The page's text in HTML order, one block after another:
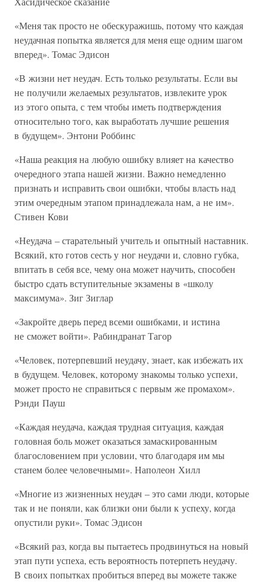
«Меня так просто не обескуражишь, потому что каждая
неудачная попытка является для меня еще одним шагом
вперед». Томас Эдисон
«В жизни нет неудач. Есть только результаты. Если вы
не получили желаемых результатов, извлеките урок
из этого опыта, с тем чтобы иметь подтверждения
относительно того, как выработать лучшие решения
в будущем». Энтони Роббинс
«Наша реакция на любую ошибку влияет на качество
очередного этапа нашей жизни. Важно немедленно
признать и исправить свои ошибки, чтобы власть над
этим очередным этапом принадлежала нам, а не им».
Стивен Кови
«Неудача – старательный учитель и опытный наставник.
Всякий, кто готов сесть у ног неудачи и, словно губка,
впитать в себя все, чему она может научить, способен
быстро сдать вступительные экзамены в «школу
максимума». Зиг Зиглар
«Закройте дверь перед всеми ошибками, и истина
не сможет войти». Рабиндранат Тагор
«Человек, потерпевший неудачу, знает, как избежать их
в будущем. Человек, которому знакомы только успехи,
может просто не справиться с первым же промахом».
Рэнди Пауш
«Каждая неудача, каждая трудная ситуация, каждая
головная боль может оказаться замаскированным
благословением при условии, что благодаря им мы
станем более человечными». Наполеон Хилл
«Многие из жизненных неудач – это сами люди, которые
так и не поняли, как близки они были к успеху, когда
опустили руки». Томас Эдисон
«Всякий раз, когда вы пытаетесь продвинуться на новый
этап пути успеха, есть вероятность потерпеть неудачу.
В своих попытках пробиться вперед вы можете также